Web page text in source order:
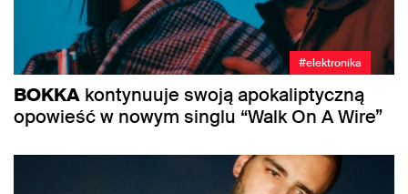
#elektronika
BOKKA kontynuuje swoją apokaliptyczną
opowieść w nowym singlu “Walk On A Wire”